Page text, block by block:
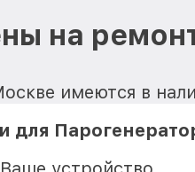
на
имеются в
для